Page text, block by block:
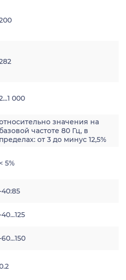
000
значения на
базовой частоте 80 Гц, в
пределах: от 3 до минус 12,5%
< 5%
40:85